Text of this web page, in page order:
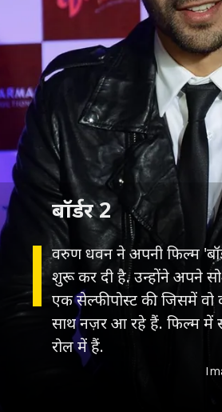
वरुण धवन ने अपनी फिल्म
शुरू कर दी है. उन्होंने अपने
एक सेल्फी पोस्ट की. जिसमें
साथ नज़र आ रहे हैं. फिल्म में
रोल में हैं.
बॉर्डर 2